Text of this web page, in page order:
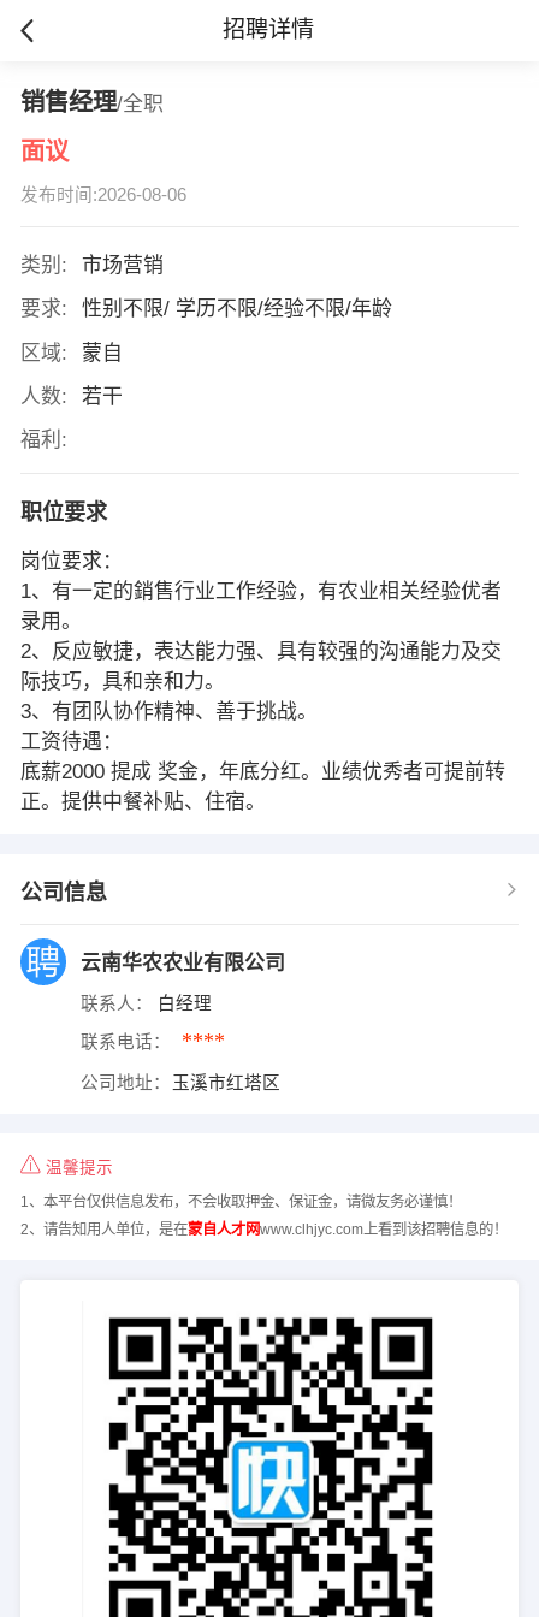
招聘详情
销售经理/全职
面议
发布时间:2026-08-06
类别:
市场营销
要求:
性别不限/ 学历不限/经验不限/年龄
区域:
蒙自
人数:
若干
福利:
职位要求
岗位要求：
1、有一定的銷售行业工作经验，有农业相关经验优者
录用。
2、反应敏捷，表达能力强、具有较强的沟通能力及交
际技巧，具和亲和力。
3、有团队协作精神、善于挑战。
工资待遇：
底薪2000 提成 奖金，年底分红。业绩优秀者可提前转
正。提供中餐补贴、住宿。
公司信息
云南华农农业有限公司
联系人： 白经理
联系电话： ****
公司地址： 玉溪市红塔区
温馨提示
1、本平台仅供信息发布，不会收取押金、保证金，请微友务必谨慎！
2、请告知用人单位，是在蒙自人才网www.clhjyc.com上看到该招聘信息的！